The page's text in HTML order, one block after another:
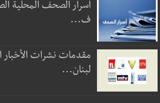
أسرار الصحف المحلية
ف...
مقدمات نشرات الأخبار
لبنان...